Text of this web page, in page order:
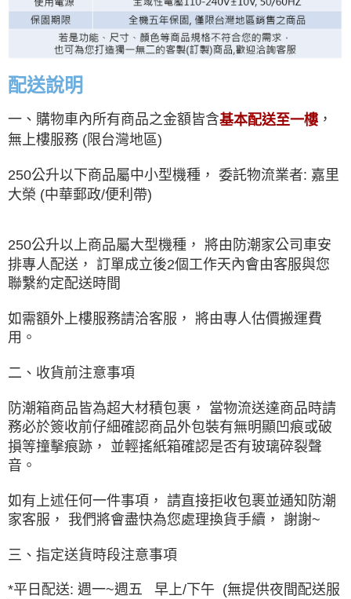
配送說明
一、購物車內所有商品之金額皆含基本配送至一樓 ，
無上樓服務 (限台灣地區)
250公升以下商品屬中小型機種， 委託物流業者: 嘉里
大榮 (中華郵政/便利帶)
250公升以上商品屬大型機種， 將由防潮家公司車安
排專人配送， 訂單成立後2個工作天內會由客服與您
聯繫約定配送時間
如需額外上樓服務請洽客服， 將由專人估價搬運費
用。
二、收貨前注意事項
防潮箱商品皆為超大材積包裹， 當物流送達商品時請
務必於簽收前仔細確認商品外包裝有無明顯凹痕或破
損等撞擊痕跡， 並輕搖紙箱確認是否有玻璃碎裂聲
音。
如有上述任何一件事項， 請直接拒收包裹並通知防潮
家客服， 我們將會盡快為您處理換貨手續 ， 謝謝~
三、指定送貨時段注意事項
*平日配送: 週一~週五 早上/下午 (無提供夜間配送服